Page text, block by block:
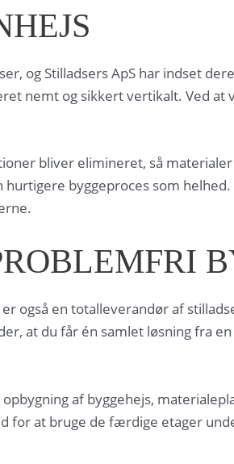
og Stilladsers ApS har indset
nemt og sikkert vertikalt. Ved at
bliver elimineret, så
byggeproces som
også en totalleverandør af
at du får én samlet løsning fra
af byggehejs,
for at bruge de færdige etager